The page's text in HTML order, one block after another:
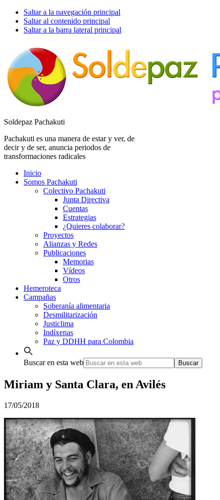
Saltar a la navegación principal
Saltar al contenido principal
Saltar a la barra lateral principal
Soldepaz Pachakuti
Pachakuti es una manera de estar y ver, de
decir y de ser, anuncia periodos de
transformaciones radicales
Inicio
Somos Pachakuti
Colectivo Pachakuti
Junta Directiva
Cuentas
Estrategias
¿Quieres colaborar?
Proyectos
Alianzas y Redes
Publicaciones
Memorias
Vídeos
Otros
Hemeroteca
Campañas
Soberanía alimentaria
Desmilitarización
Justiclima
Indíxenas
Paz y DDHH para Colombia
Buscar en esta web
Miriam y Santa Clara, en Avilés
17/05/2018